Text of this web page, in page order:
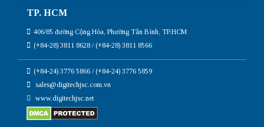
TP. HCM
406/85 đường Cộng Hòa, Phường Tân Bình, TP.HCM
(+84-28) 3811 8628 / (+84-28) 3811 8566
(+84-24) 3776 5866 / (+84-24) 3776 5859
sales@digitechjsc.com.vn
www.digitechjsc.net